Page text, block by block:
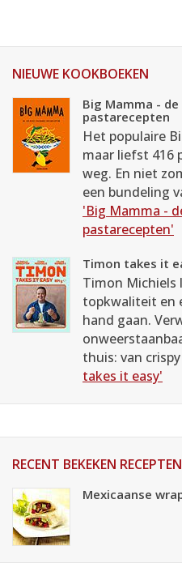
NIEUWE KOOKBOEKEN
Big Mamma -
pastarecepten
Het populaire
maar liefst 416
weg. En niet
een bundeling
'Big Mamma -
pastarecepten'
Timon takes it
Timon Michiels
topkwaliteit en
hand gaan.
thuis: van
takes it easy'
RECENT BEKEKEN RECEPTEN
Mexicaanse